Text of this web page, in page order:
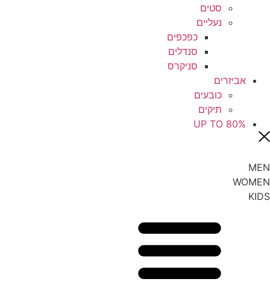
סטים
נעליים
כפכפים
סנדלים
סניקרס
אביזרים
כובעים
תיקים
UP TO 80%
MEN
WOMEN
KIDS